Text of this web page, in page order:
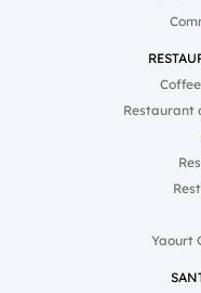
Restaurant
Yaourt